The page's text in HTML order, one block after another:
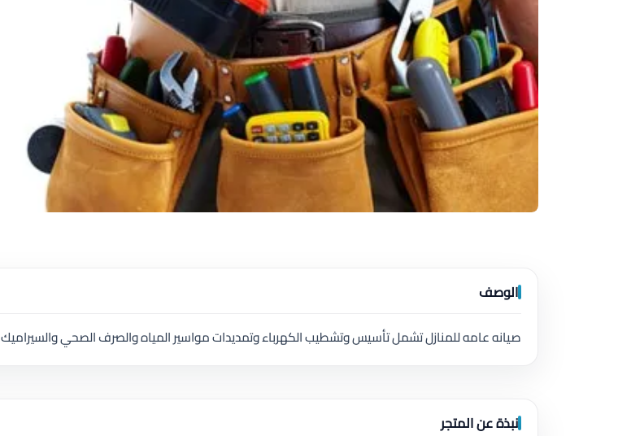
الوصف
صيانه عامه للمنازل تشمل تأسيس وتشطيب الكهرباء وتمديدات مواسير المياه والصرف الصحي والسيراميك
نبذة عن المتجر